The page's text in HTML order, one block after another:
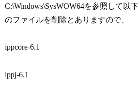
C:\Windows\SysWOW64を参照して以下
のファイルを削除とありますので、
ippcore-6.1
ippj-6.1